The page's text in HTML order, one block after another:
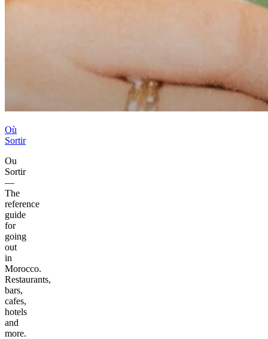
Où
Sortir
Ou
Sortir
—
The
reference
guide
for
going
out
in
Morocco.
Restaurants,
bars,
cafes,
hotels
and
more.